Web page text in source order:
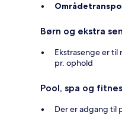
Børn og ekstra
Ekstrasenge er
pr. ophold
Pool, spa og
Der er adgang til